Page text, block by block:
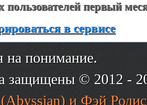
первый
в сервисе
на понимание.
защищены © 2012 -
и Фэй